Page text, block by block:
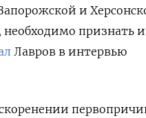
и
необходимо признать и
Лавров в интервью